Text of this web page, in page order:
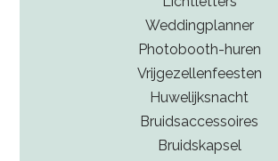
Weddingplanner
Photobooth-huren
Vrijgezellenfeesten
Huwelijksnacht
Bruidsaccessoires
Bruidskapsel